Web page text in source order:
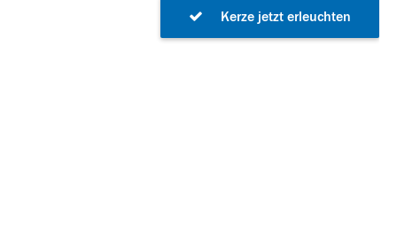
Kerze jetzt erleuchten